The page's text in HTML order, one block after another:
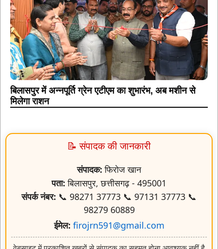
बिलासपुर में अन्नपूर्ति ग्रेन एटीएम का शुभारंभ, अब मशीन से
मिलेगा राशन
📝 संपादक की जानकारी
संपादक: फिरोज खान
पता: बिलासपुर, छत्तीसगढ़ - 495001
संपर्क नंबर: 📞 98271 37773 📞 97131 37773 📞
98279 60889
ईमेल: firojrn591@gmail.com